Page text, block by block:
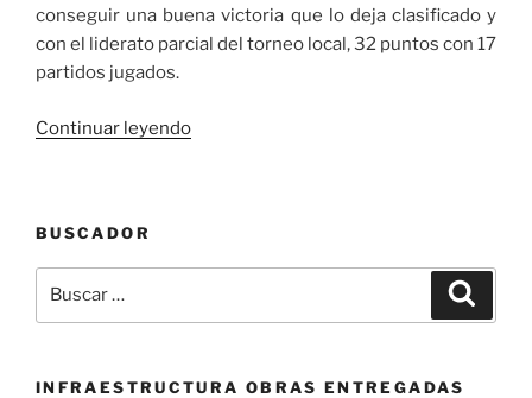
conseguir una buena victoria que lo deja clasificado y
con el liderato parcial del torneo local, 32 puntos con 17
partidos jugados.
Continuar leyendo«América
liga
vencer
Rionegro»
BUSCADOR
por:
INFRAESTRUCTURA OBRAS ENTREGADAS